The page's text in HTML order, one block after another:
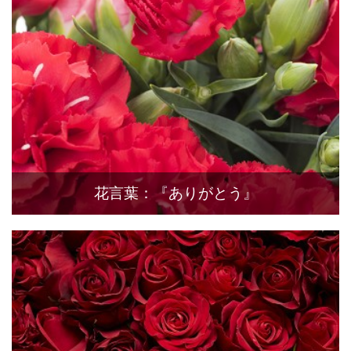
花言葉：『ありがとう』